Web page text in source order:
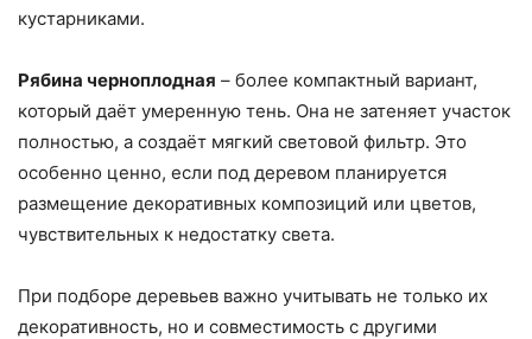
кустарниками.
Рябина черноплодная – более компактный вариант,
который даёт умеренную тень. Она не затеняет участок
полностью, а создаёт мягкий световой фильтр. Это
особенно ценно, если под деревом планируется
размещение декоративных композиций или цветов,
чувствительных к недостатку света.
При подборе деревьев важно учитывать не только их
декоративность, но и совместимость с другими